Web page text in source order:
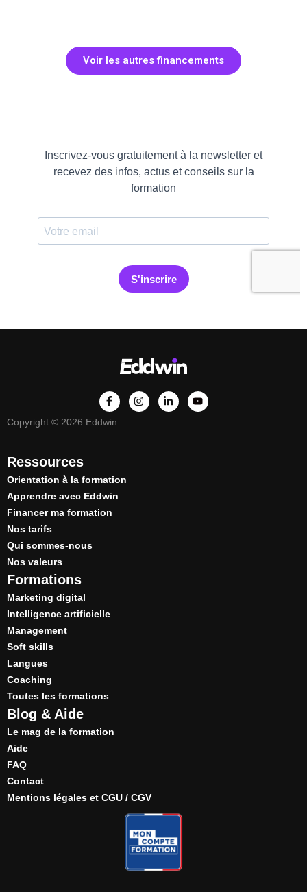
Voir les autres financements
Copyright © 2026 Eddwin
Ressources
Orientation à la formation
Apprendre avec Eddwin
Financer ma formation
Nos tarifs
Qui sommes-nous
Nos valeurs
Formations
Marketing digital
Intelligence artificielle
Management
Soft skills
Langues
Coaching
Toutes les formations
Blog & Aide
Le mag de la formation
Aide
FAQ
Contact
Mentions légales et CGU / CGV